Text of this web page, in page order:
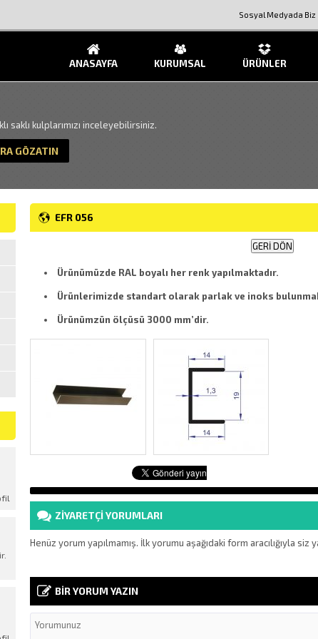
Sosyal Medyada Biz
ANASAYFA KURUMSAL ÜRÜNLER
saklı kulplarımızı inceleyebilirsiniz.
GÖZATIN
EFR 056
Ürünümüzde RAL boyalı her renk yapılmaktadır.
Ürünlerimizde standart olarak parlak ve inoks
Ürünümzün ölçüsü 3000 mm’dir.
ZİYARETÇİ YORUMLARI
Henüz yorum yapılmamış. İlk yorumu aşağıdaki form aracılığıyla siz
BİR YORUM YAZIN